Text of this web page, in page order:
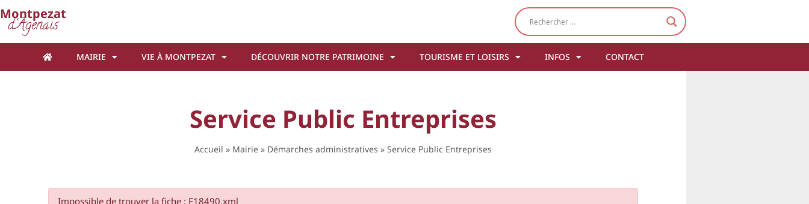
Montpezat
d'Agenais
MAIRIE VIE À MONTPEZAT DÉCOUVRIR NOTRE PATRIMOINE TOURISME ET LOISIRS INFOS CONTACT
Service Public Entreprises
Accueil » Mairie » Démarches administratives » Service Public Entreprises
Impossible de trouver la fiche : F18490.xml
Cookies management panel